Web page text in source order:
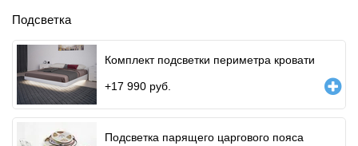
Подсветка
Комплект подсветки периметра кровати
+17 990 руб.
Подсветка парящего царгового пояса